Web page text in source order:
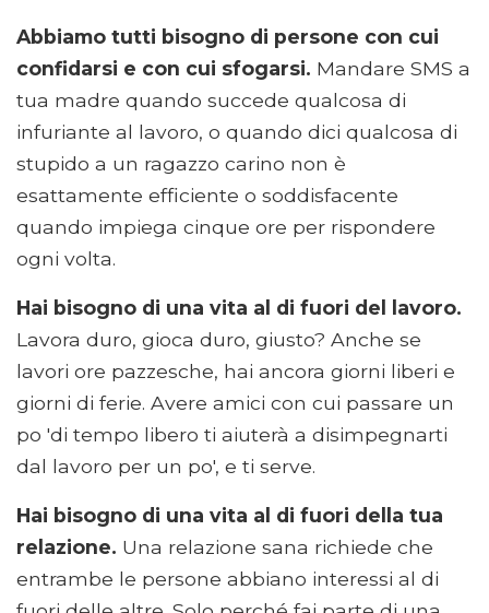
Abbiamo tutti bisogno di persone con cui
confidarsi e con cui sfogarsi. Mandare SMS a
tua madre quando succede qualcosa di
infuriante al lavoro, o quando dici qualcosa di
stupido a un ragazzo carino non è
esattamente efficiente o soddisfacente
quando impiega cinque ore per rispondere
ogni volta.
Hai bisogno di una vita al di fuori del lavoro.
Lavora duro, gioca duro, giusto? Anche se
lavori ore pazzesche, hai ancora giorni liberi e
giorni di ferie. Avere amici con cui passare un
po 'di tempo libero ti aiuterà a disimpegnarti
dal lavoro per un po', e ti serve.
Hai bisogno di una vita al di fuori della tua
relazione. Una relazione sana richiede che
entrambe le persone abbiano interessi al di